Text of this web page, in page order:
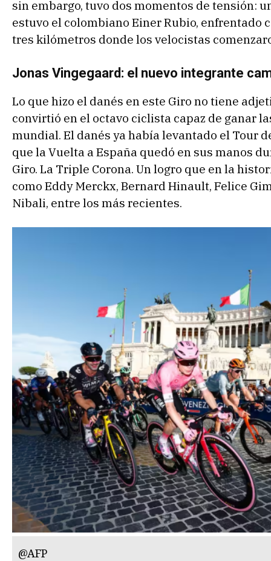
sin embargo, tuvo dos momentos de tensión:
estuvo el colombiano Einer Rubio, enfrentado
tres kilómetros donde los velocistas
Jonas Vingegaard: el nuevo integrante
Lo que hizo el danés en este Giro no tiene
convirtió en el octavo ciclista capaz de ganar
mundial. El danés ya había levantado el Tour
que la Vuelta a España quedó en sus manos
Giro. La Triple Corona. Un logro que en la
como Eddy Merckx, Bernard Hinault, Felice
Nibali, entre los más recientes.
@AFP